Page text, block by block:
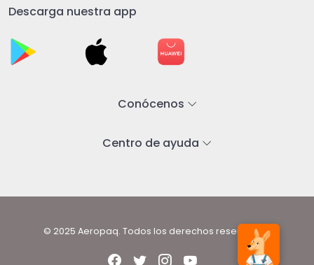
Descarga nuestra app
Conócenos
Centro de ayuda
© 2025 Aeropaq. Todos los derechos reservados.